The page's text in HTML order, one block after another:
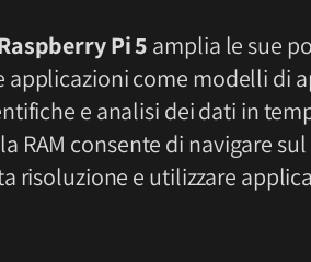
Pi 5 amplia le sue
applicazioni come modelli di
e analisi dei dati in
RAM consente di navigare
risoluzione e utilizzare